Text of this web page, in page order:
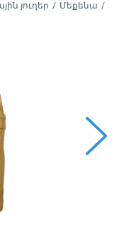
յուղեր / Մեքենա /